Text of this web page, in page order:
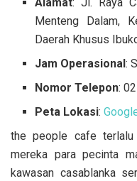
Menteng Dalam,
Daerah Khusus
Jam Operasional:
Nomor Telepon:
Peta Lokasi:
the people cafe terlalu
mereka para pecinta
kawasan casablanka